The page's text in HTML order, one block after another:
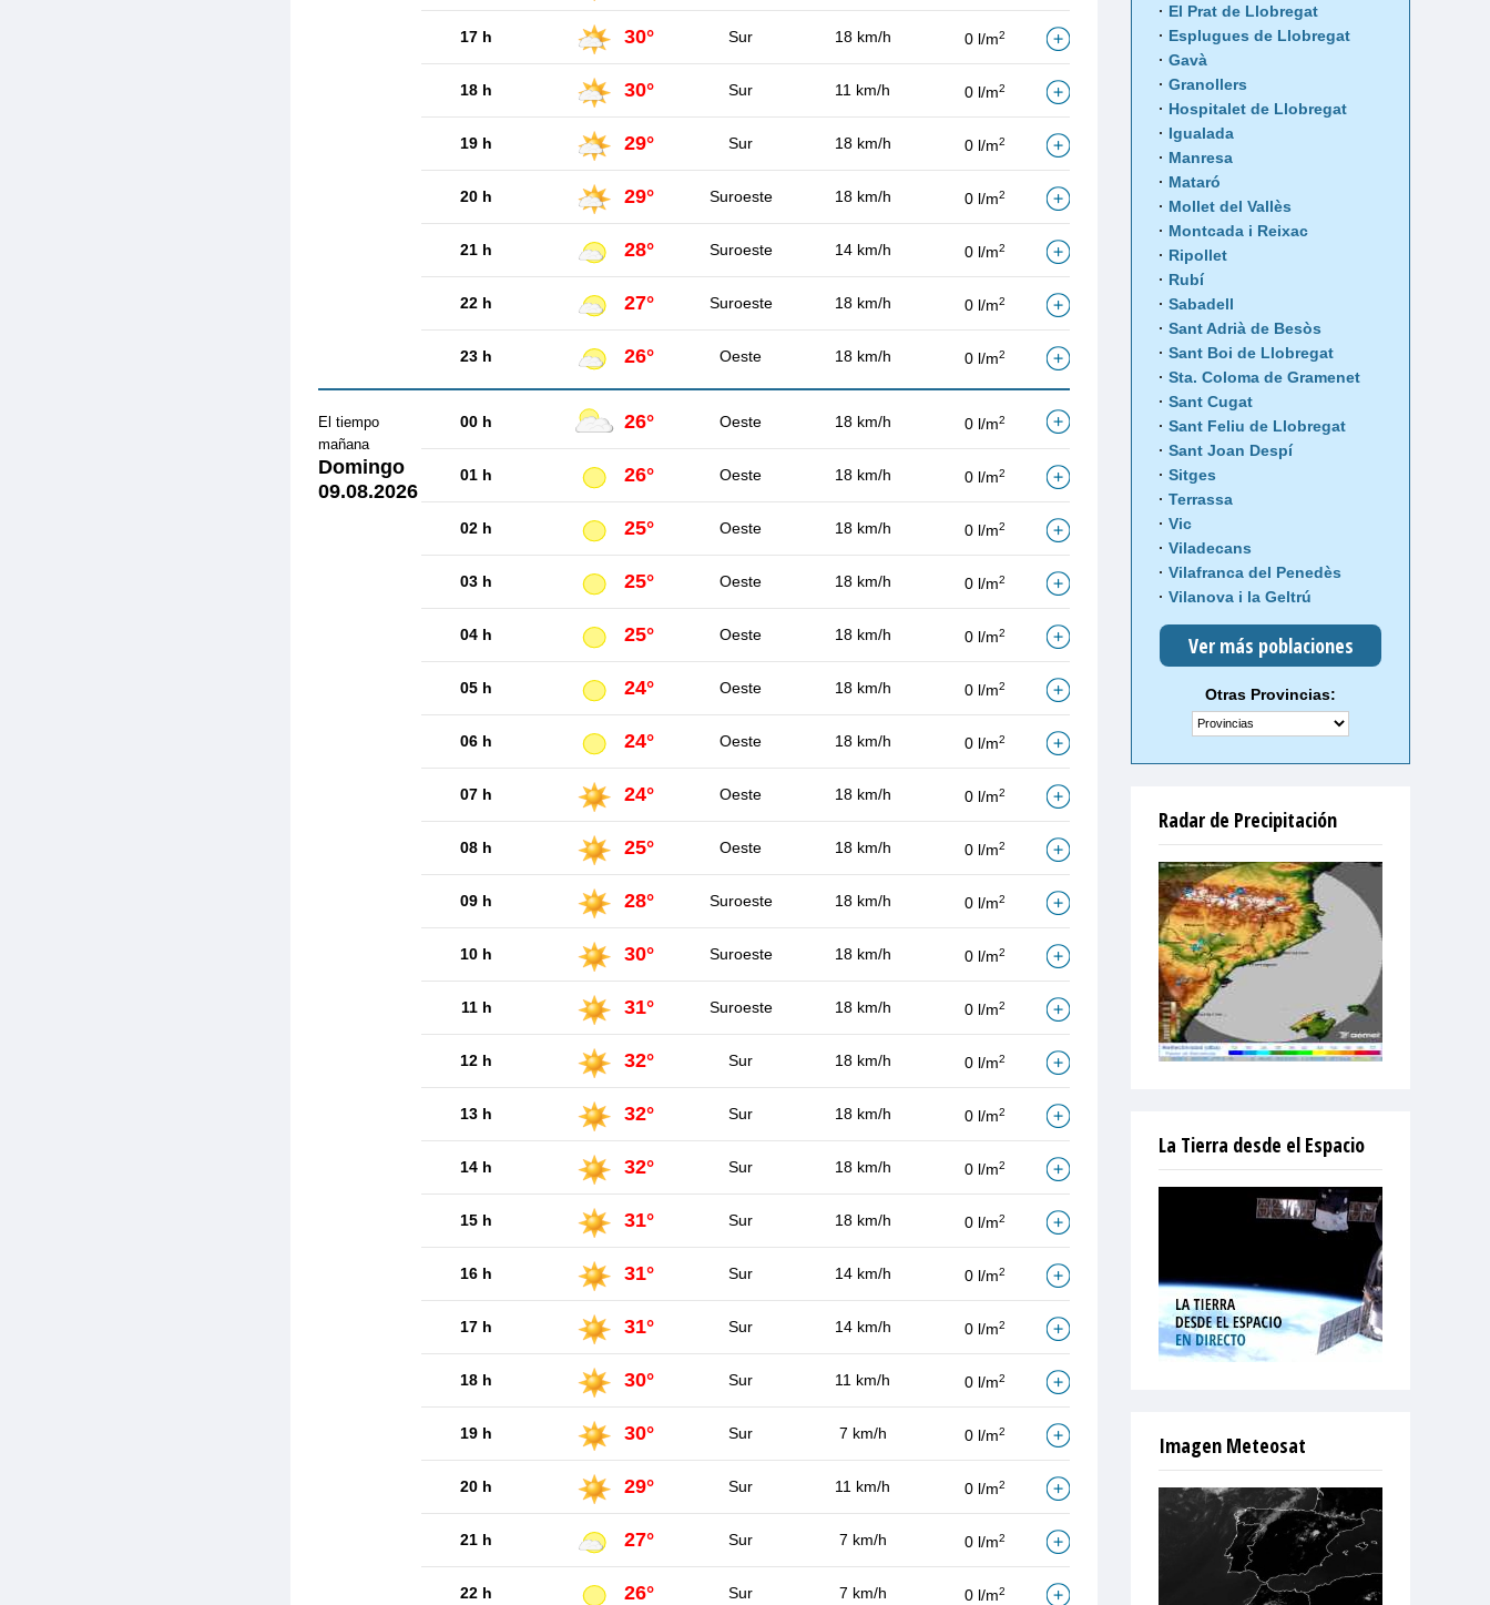
17 h 30° Sur 18 km/h 0 l/m2
18 h 30° Sur 11 km/h 0 l/m2
19 h 29° Sur 18 km/h 0 l/m2
20 h 29° Suroeste 18 km/h 0 l/m2
21 h 28° Suroeste 14 km/h 0 l/m2
22 h 27° Suroeste 18 km/h 0 l/m2
23 h 26° Oeste 18 km/h 0 l/m2
El tiempo
mañana
Domingo
09.08.2026
00 h 26° Oeste 18 km/h 0 l/m2
01 h 26° Oeste 18 km/h 0 l/m2
02 h 25° Oeste 18 km/h 0 l/m2
03 h 25° Oeste 18 km/h 0 l/m2
04 h 25° Oeste 18 km/h 0 l/m2
05 h 24° Oeste 18 km/h 0 l/m2
06 h 24° Oeste 18 km/h 0 l/m2
07 h 24° Oeste 18 km/h 0 l/m2
08 h 25° Oeste 18 km/h 0 l/m2
09 h 28° Suroeste 18 km/h 0 l/m2
10 h 30° Suroeste 18 km/h 0 l/m2
11 h 31° Suroeste 18 km/h 0 l/m2
12 h 32° Sur 18 km/h 0 l/m2
13 h 32° Sur 18 km/h 0 l/m2
14 h 32° Sur 18 km/h 0 l/m2
15 h 31° Sur 18 km/h 0 l/m2
16 h 31° Sur 14 km/h 0 l/m2
17 h 31° Sur 14 km/h 0 l/m2
18 h 30° Sur 11 km/h 0 l/m2
19 h 30° Sur 7 km/h 0 l/m2
20 h 29° Sur 11 km/h 0 l/m2
21 h 27° Sur 7 km/h 0 l/m2
22 h 26° Sur 7 km/h 0 l/m2
El Prat de Llobregat
Esplugues de Llobregat
Gavà
Granollers
Hospitalet de Llobregat
Igualada
Manresa
Mataró
Mollet del Vallès
Montcada i Reixac
Ripollet
Rubí
Sabadell
Sant Adrià de Besòs
Sant Boi de Llobregat
Sta. Coloma de Gramenet
Sant Cugat
Sant Feliu de Llobregat
Sant Joan Despí
Sitges
Terrassa
Vic
Viladecans
Vilafranca del Penedès
Vilanova i la Geltrú
Ver más poblaciones
Otras Provincias:
Radar de Precipitación
La Tierra desde el Espacio
Imagen Meteosat